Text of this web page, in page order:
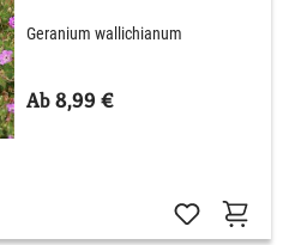
Geranium wallichianum
Ab 8,99 €